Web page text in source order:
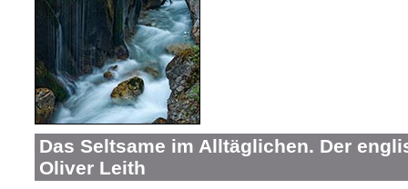
Das Seltsame im Alltäglichen. Der
Oliver Leith